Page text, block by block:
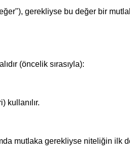
gerekliyse bu değer bir
(öncelik sırasıyla):
kullanılır.
mutlaka gerekliyse niteliğin ilk